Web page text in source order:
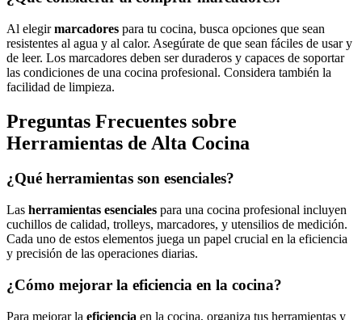
Al elegirmarcadores para tu cocina, busca opciones que sean
resistentes al agua y al calor. Asegúrate de que sean fáciles de usar y
de leer. Los marcadores deben ser duraderos y capaces de soportar
las condiciones de una cocina profesional. Considera también la
facilidad de limpieza.
Preguntas Frecuentes sobre
Herramientas de Alta Cocina
¿Qué herramientas son esenciales?
Las herramientas esenciales para una cocina profesional incluyen
cuchillos de calidad, trolleys, marcadores, y utensilios de medición.
Cada uno de estos elementos juega un papel crucial en la eficiencia
y precisión de las operaciones diarias.
¿Cómo mejorar la eficiencia en la cocina?
Para mejorar la eficiencia en la cocina, organiza tus herramientas y